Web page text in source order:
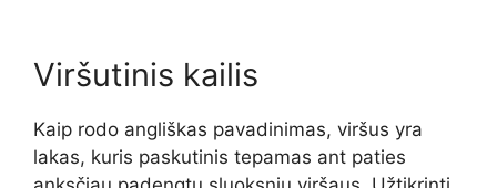
Viršutinis kailis
Kaip rodo angliškas pavadinimas, viršus yra
lakas, kuris paskutinis tepamas ant paties